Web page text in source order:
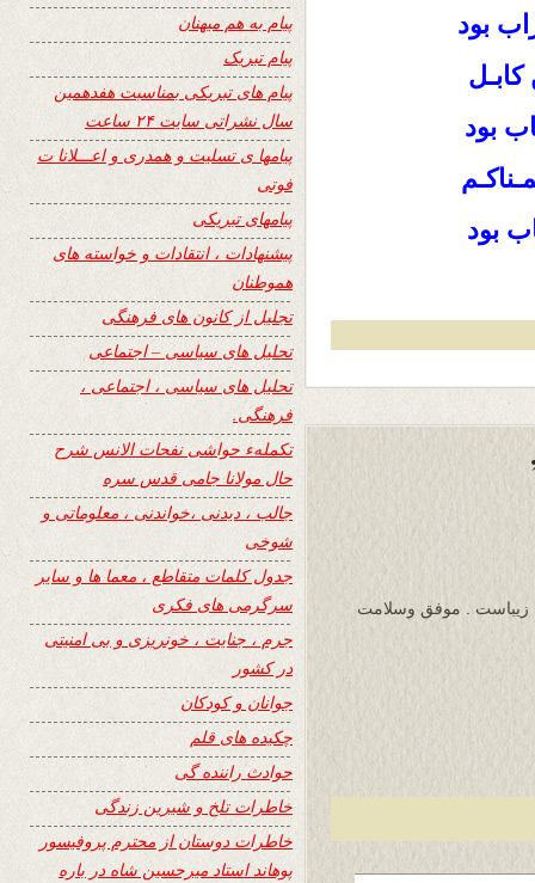
بود
کابـل
بود
بود
زیباست . موفق وسلامت
پیام به هم میهنان
پیام تبریک
پیام های تبریکی بمناسبت هفدهمین
سال نشراتی سایت ۲۴ ساعت
پیامها ی تسلیت و همدری و اعـــلانا ت
فوتی
پیامهای تبریکی
پیشنهادات ، انتقادات و خواسته های
هموطنان
تجلیل از کانون های فرهنگی
تحلیل های سیاسی – اجتماعی
تحلیل های سیاسی ، اجتماعی ،
فرهنگی.
تکملهء حواشی نفحات الانس شرح
حال مولانا جامی قدس سره
جالب ، دیدنی ،خواندنی ، معلوماتی و
شوخی
جدول کلمات متقاطع ، معما ها و سایر
سرگرمی های فکری
جرم ، جنایت ، خونریزی و بی امنیتی
در کشور
جوانان و کودکان
چکیده های قلم
حوادث راننده گی
خاطرات تلخ و شیرین زندگی
خاطرات دوستان از محترم پروفیسور
پوهاند استاد میرحسین شاه در باره